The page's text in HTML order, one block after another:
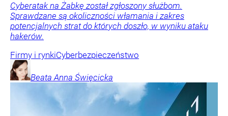
Cyberatak na Żabkę został zgłoszony służbom.
Sprawdzane są okoliczności włamania i zakres
potencjalnych strat do których doszło, w wyniku ataku
hakerów.
Firmy i rynkiCyberbezpieczeństwo
Beata Anna Święcicka